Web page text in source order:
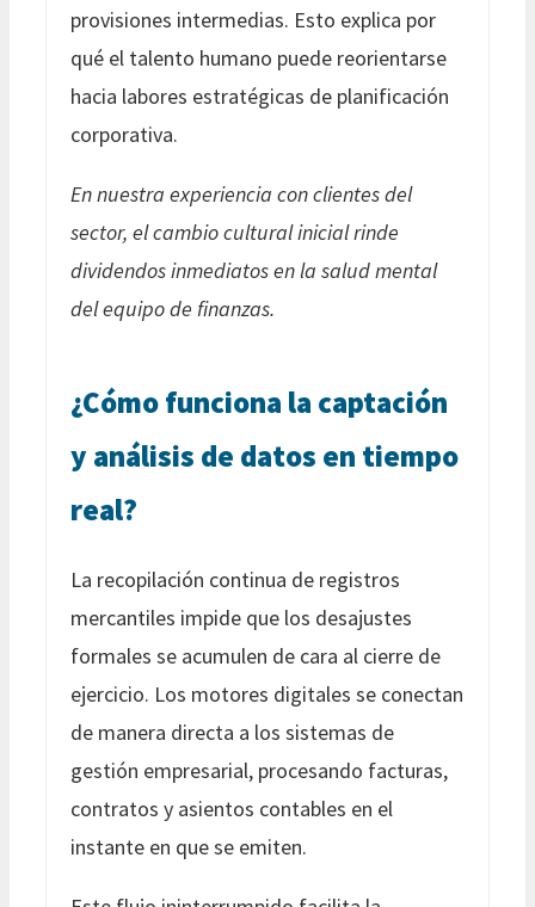
provisiones intermedias. Esto explica por
qué el talento humano puede reorientarse
hacia labores estratégicas de planificación
corporativa.
En nuestra experiencia con clientes del
sector, el cambio cultural inicial rinde
dividendos inmediatos en la salud mental
del equipo de finanzas.
¿Cómo funciona la captación
y análisis de datos en tiempo
real?
La recopilación continua de registros
mercantiles impide que los desajustes
formales se acumulen de cara al cierre de
ejercicio. Los motores digitales se conectan
de manera directa a los sistemas de
gestión empresarial, procesando facturas,
contratos y asientos contables en el
instante en que se emiten.